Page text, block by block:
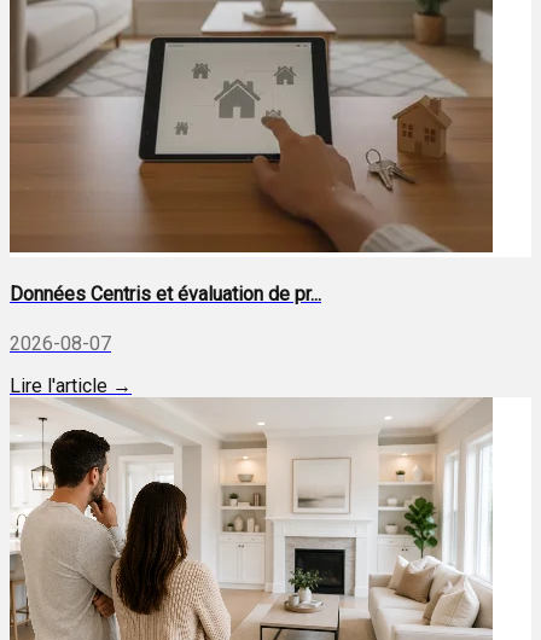
Données Centris et évaluation de pr...
2026-08-07
Lire l'article →